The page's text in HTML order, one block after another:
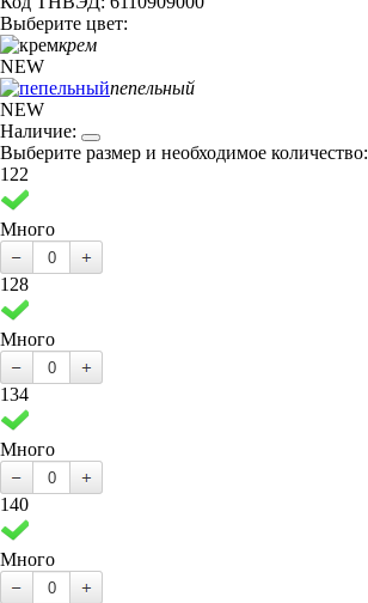
Выберите цвет:
крем
NEW
пепельный
NEW
Наличие:
Выберите размер и необходимое количество:
122
Много
128
Много
134
Много
140
Много